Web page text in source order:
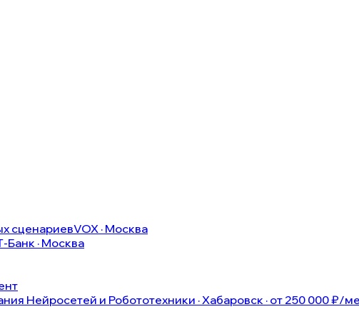
сценариевVOX · Москва
Банк · Москва
Нейросетей и Робототехники · Хабаровск · от 250 000 ₽/